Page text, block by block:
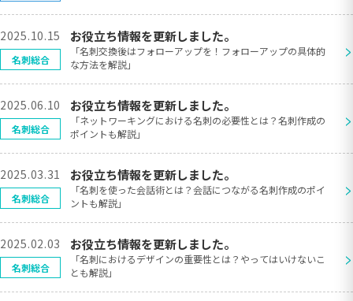
2025.10.15 お役立ち情報を更新しました。
「名刺交換後はフォローアップを！フォローアップの具体的
な方法を解説」
>
名刺総合
2025.06.10 お役立ち情報を更新しました。
「ネットワーキングにおける名刺の必要性とは？名刺作成の
ポイントも解説」
>
名刺総合
2025.03.31 お役立ち情報を更新しました。
「名刺を使った会話術とは？会話につながる名刺作成のポイ
ントも解説」
>
名刺総合
2025.02.03 お役立ち情報を更新しました。
「名刺におけるデザインの重要性とは？やってはいけないこ
とも解説」
>
名刺総合